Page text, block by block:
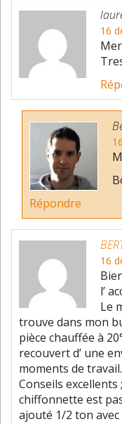
16
Répondre
16
l’
Le
trouve dans mon
pièce chauffée à
recouvert d’ une
moments de travail.
Conseils
chiffonnette est
ajouté 1/2 ton avec